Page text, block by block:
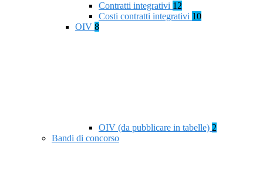
Contratti integrativi 12
Costi contratti integrativi 10
OIV 8
OIV (da pubblicare in tabelle) 2
Bandi di concorso